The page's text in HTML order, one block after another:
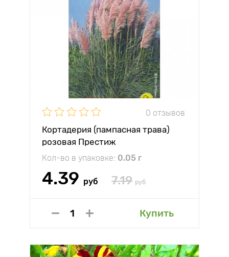
0 отзывов
Кортадерия (пампасная трава)
розовая Престиж
Кол-во в упаковке: 0.05 г
4.39 руб 7.19 руб
Купить